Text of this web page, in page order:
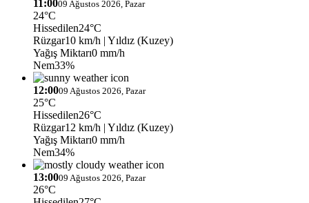
11:0009 Ağustos 2026, Pazar
24°C
Hissedilen24°C
Rüzgar10 km/h | Yıldız (Kuzey)
Yağış Miktarı0 mm/h
Nem33%
12:0009 Ağustos 2026, Pazar
25°C
Hissedilen26°C
Rüzgar12 km/h | Yıldız (Kuzey)
Yağış Miktarı0 mm/h
Nem34%
13:0009 Ağustos 2026, Pazar
26°C